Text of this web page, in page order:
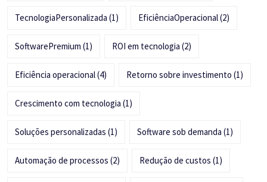
TecnologiaPersonalizada (1) EficiênciaOperacional(2)
SoftwarePremium (1) ROI em tecnologia (2)
Eficiência operacional(4) Retorno sobre investimento (1)
Crescimento com tecnologia (1)
Soluções personalizadas (1) Software sob demanda (1)
Automação de processos (2) Redução de custos (1)